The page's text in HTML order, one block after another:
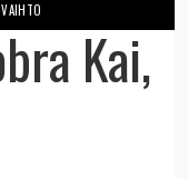
Kai,